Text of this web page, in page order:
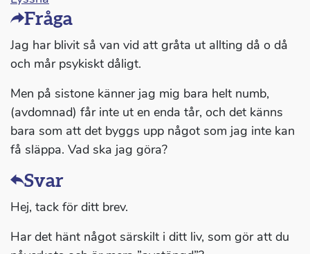
Fråga
Jag har blivit så van vid att gråta ut allting då o då
och mår psykiskt dåligt.
Men på sistone känner jag mig bara helt numb,
(avdomnad) får inte ut en enda tår, och det känns
bara som att det byggs upp något som jag inte kan
få släppa. Vad ska jag göra?
Svar
Hej, tack för ditt brev.
Har det hänt något särskilt i ditt liv, som gör att du